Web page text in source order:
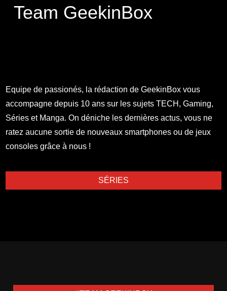
Team GeekinBox
Equipe de passionés, la rédaction de GeekinBox vous
accompagne depuis 10 ans sur les sujets TECH, Gaming,
Séries et Manga. On déniche les dernières actus, vous ne
ratez aucune sortie de nouveaux smartphones ou de jeux
consoles grâce à nous !
SÉRIES